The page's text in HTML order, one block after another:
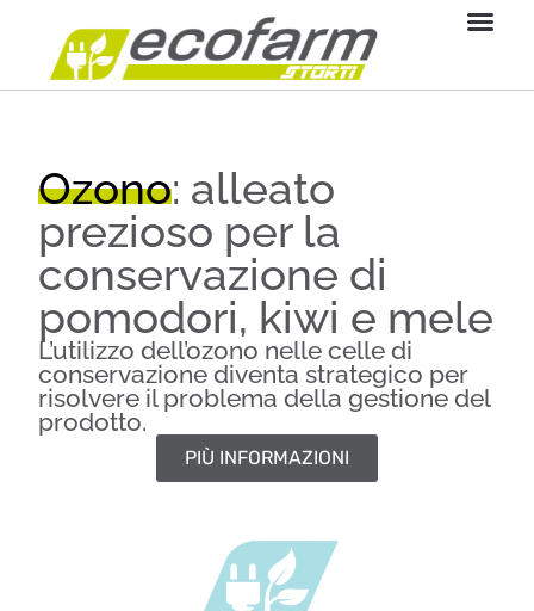
Ozono: alleato
prezioso per la
conservazione di
pomodori, kiwi e mele
L’utilizzo dell’ozono nelle celle di
conservazione diventa strategico per
risolvere il problema della gestione del
prodotto.
PIÙ INFORMAZIONI